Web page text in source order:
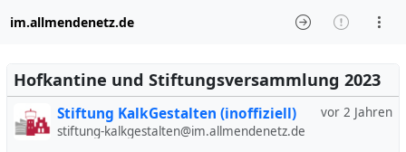
im.allmendenetz.de
Hofkantine und Stiftungsversammlung 2023
vor 2 Jahren
Stiftung KalkGestalten (inoffiziell)
stiftung-kalkgestalten@im.allmendenetz.de